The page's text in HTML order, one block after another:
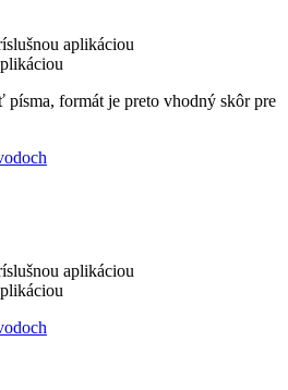
aplikáciou
formát je preto vhodný skôr pre
aplikáciou